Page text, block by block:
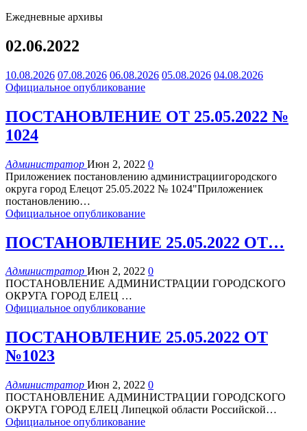
Ежедневные архивы
02.06.2022
10.08.2026 07.08.2026 06.08.2026 05.08.2026 04.08.2026
Официальное опубликование
ПОСТАНОВЛЕНИЕ ОТ 25.05.2022 №
1024
Администратор Июн 2, 2022 0
Приложениек постановлению администрациигородского
округа город Елецот 25.05.2022 № 1024"Приложениек
постановлению…
Официальное опубликование
ПОСТАНОВЛЕНИЕ 25.05.2022 ОТ…
Администратор Июн 2, 2022 0
ПОСТАНОВЛЕНИЕ АДМИНИСТРАЦИИ ГОРОДСКОГО
ОКРУГА ГОРОД ЕЛЕЦ …
Официальное опубликование
ПОСТАНОВЛЕНИЕ 25.05.2022 ОТ
№1023
Администратор Июн 2, 2022 0
ПОСТАНОВЛЕНИЕ АДМИНИСТРАЦИИ ГОРОДСКОГО
ОКРУГА ГОРОД ЕЛЕЦ Липецкой области Российской…
Официальное опубликование